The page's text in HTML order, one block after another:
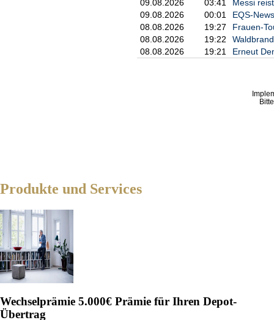
09.08.2026
03:41
Messi
09.08.2026
00:01
EQS-
08.08.2026
19:27
Frauen-
08.08.2026
19:22
08.08.2026
19:21 Erneut
Produkte und Services
Wechselprämie 5.000€ Prämie für Ihren Depot-
Übertrag